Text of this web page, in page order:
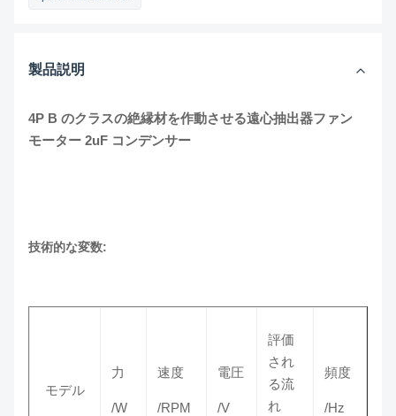
製品説明
4P B のクラスの絶縁材を作動させる遠心抽出器ファン
モーター 2uF コンデンサー
技術的な変数:
モデル
力
/W
速度
/RPM
電圧
/V
評価
され
る流
れ
頻度
/Hz